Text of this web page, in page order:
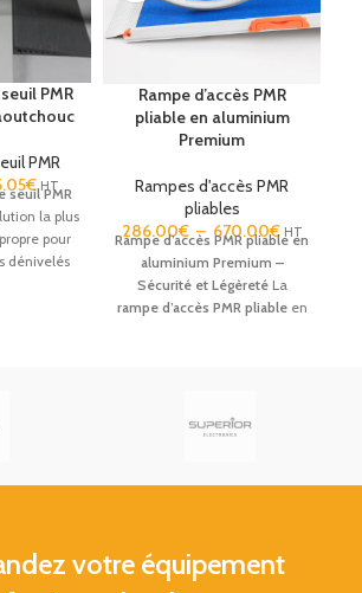
PMR
PMR
€ HT
seuil PMR
la plus
pour
dénivelés
en
et
une
avoir
vos sols.
Rampe d’accès PMR
pliable en aluminium
Premium
Rampes d'accès PMR
pliables
286.00€ – 670.00€ HT
Rampe d’accès PMR pliable en
aluminium Premium –
Sécurité et LégèretéLa
rampe d’accès PMR pliableen
réduite (fauteuils roulants,
scooters, poussettes).
ou professionnel (ERP), elle
structure haute résistance et
son design ergonomique.
votre équipement